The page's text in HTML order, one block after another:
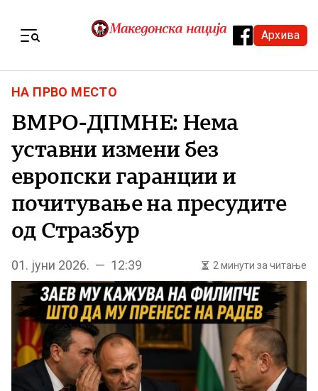
Архива
НА ПРВО МЕСТО
ВМРО-ДПМНЕ: Нема
уставни измени без
европски гаранции и
почитување на пресудите
од Стразбур
01. јуни 2026. — 12:39 2 минути за читање